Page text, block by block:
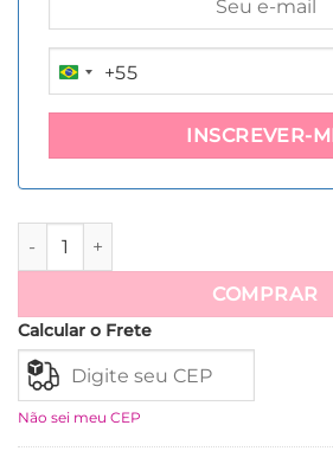
BRAZIL
+55
+55
Vestido Dolores Comfy E Chic - Azul
COMPRAR
Calcular o Frete
Não sei meu CEP